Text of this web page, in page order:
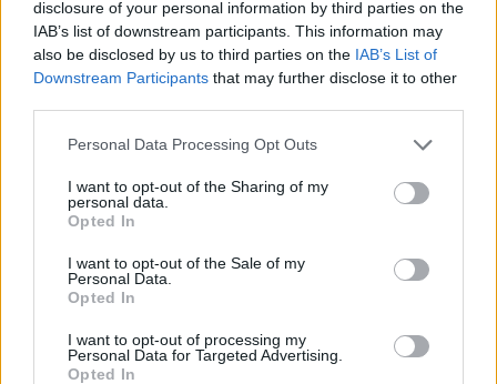
disclosure of your personal information by third parties on the
IAB’s list of downstream participants. This information may
also be disclosed by us to third parties on the IAB’s List of
Downstream Participants that may further disclose it to other
Personal Data Processing Opt Outs
I want to opt-out of the Sharing of my
personal data.
Opted In
I want to opt-out of the Sale of my
Personal Data.
Opted In
I want to opt-out of processing my
Personal Data for Targeted Advertising.
Opted In
Domani si vedrà.
@rhynosmm— Rugby
Femminile Italiano